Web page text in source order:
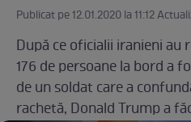
Publicat pe 12.01.2020 la 11:12
După ce oficialii iranieni au
176 de persoane la bord a
de un soldat care a
rachetă, Donald Trump a